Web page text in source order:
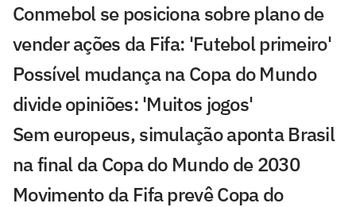
Conmebol se posiciona sobre plano de
vender ações da Fifa: 'Futebol primeiro'
Possível mudança na Copa do Mundo
divide opiniões: 'Muitos jogos'
Sem europeus, simulação aponta Brasil
na final da Copa do Mundo de 2030
Movimento da Fifa prevê Copa do